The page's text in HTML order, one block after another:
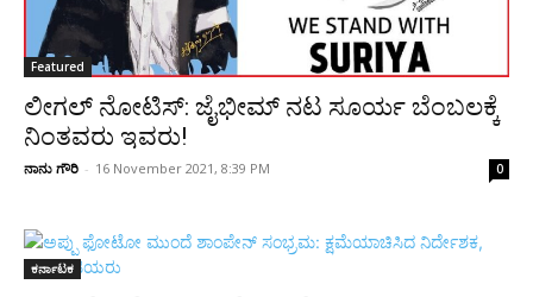
Featured
ಲೀಗಲ್ ನೋಟಿಸ್: ಜೈಭೀಮ್‌ ನಟ ಸೂರ್ಯ ಬೆಂಬಲಕ್ಕೆ
ನಿಂತವರು ಇವರು!
ನಾನು ಗೌರಿ - 16 November 2021, 8:39 PM 0
ಕರ್ನಾಟಕ